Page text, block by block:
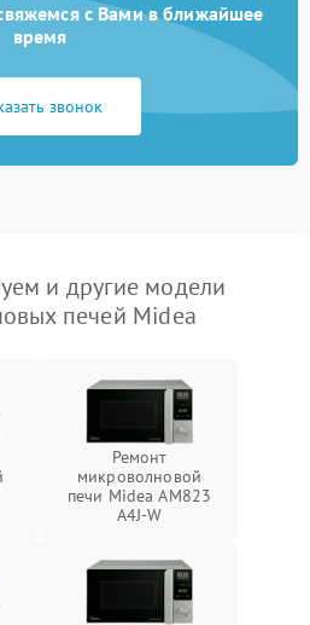
с Вами в ближайшее
время
звонок
и другие модели
печей Midea
Ремонт
микроволновой
печи Midea AM823
A4J-W